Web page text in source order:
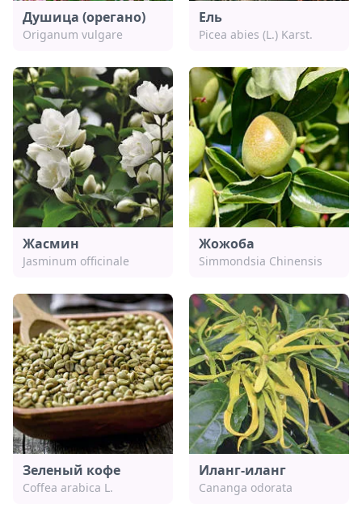
Душица (орегано)
Origanum vulgare
Ель
Picea abies (L.) Karst.
Жасмин
Jasminum officinale
Жожоба
Simmondsia Chinensis
Зеленый кофе
Coffea arabica L.
Иланг-иланг
Cananga odorata